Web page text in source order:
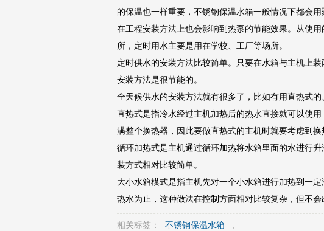
的保温也一样重要，不锈钢保温水箱一般情况下都会
在工程安装方法上也会影响到热泵的节能效果。从使
所，定时用水主要是用在学校、工厂等场所。
定时供水的安装方法比较简单。只要在水箱与主机上
安装方法是很节能的。
全天候供水的安装方法就有很多了，比如有用直热式的
直热式是指冷水经过主机加热后的热水直接就可以使
满整个换热器，因此要做直热式的主机时就要考虑到
循环加热式是主机通过循环加热将水箱里面的水进行
装方式相对比较简单。
大小水箱模式是指主机先对一个小水箱进行加热到一
热水为止，这种做法在控制方面相对比较复杂，但不
相关标签： 不锈钢保温水箱